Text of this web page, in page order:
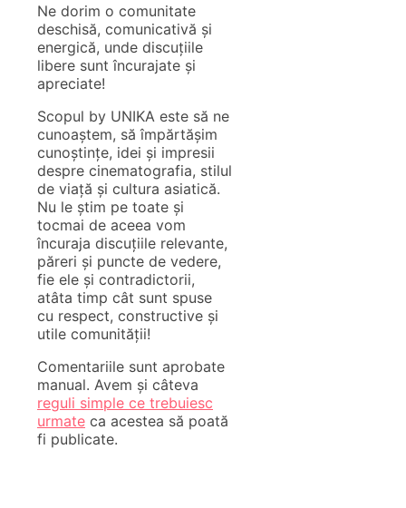
Ne dorim o comunitate
deschisă, comunicativă și
energică, unde discuțiile
libere sunt încurajate și
apreciate!
Scopul by UNIKA este să ne
cunoaștem, să împărtășim
cunoștințe, idei și impresii
despre cinematografia, stilul
de viață și cultura asiatică.
Nu le știm pe toate și
tocmai de aceea vom
încuraja discuțiile relevante,
păreri și puncte de vedere,
fie ele și contradictorii,
atâta timp cât sunt spuse
cu respect, constructive și
utile comunității!
Comentariile sunt aprobate
manual. Avem și câteva
reguli simple ce trebuiesc
urmate ca acestea să poată
fi publicate.